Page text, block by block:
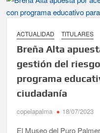
ACTUALIDAD TITULARES
Breña Alta
gestión del
programa
ciudadanía
copelapalma 18/07/2023
El Museo del Puro